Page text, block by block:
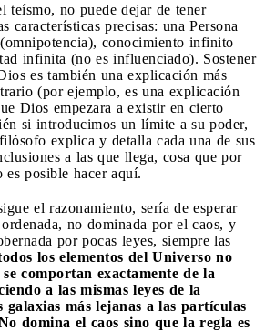
teísmo, no puede dejar de tener
características precisas: una Persona
conocimiento infinito
infinita (no es influenciado). Sostener
es también una explicación más
(por ejemplo, es una explicación
Dios empezara a existir en cierto
si introducimos un límite a su poder,
explica y detalla cada una de sus
a las que llega, cosa que por
es posible hacer aquí.
el razonamiento, sería de esperar
no dominada por el caos, y
por pocas leyes, siempre las
los elementos del Universo no
comportan exactamente de la
a las mismas leyes de la
galaxias más lejanas a las partículas
domina el caos sino que la regla es